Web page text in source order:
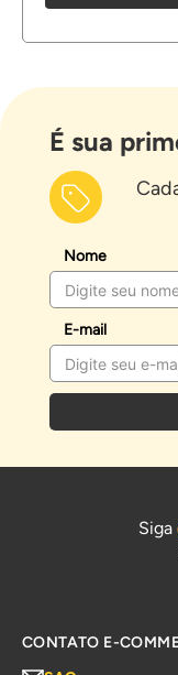
É sua
Nome
E-mail
Siga
CONTATO E-